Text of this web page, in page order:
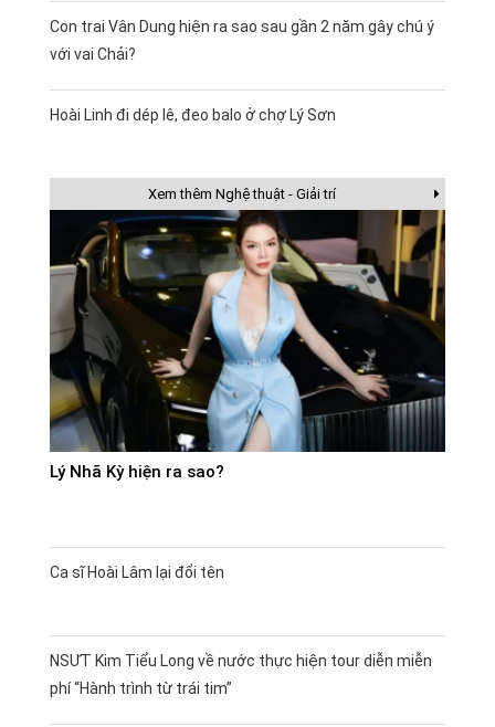
Con trai Vân Dung hiện ra sao sau gần 2 năm gây chú ý
với vai Chải?
Hoài Linh đi dép lê, đeo balo ở chợ Lý Sơn
Xem thêm Nghệ thuật - Giải trí
Lý Nhã Kỳ hiện ra sao?
Ca sĩ Hoài Lâm lại đổi tên
NSƯT Kim Tiểu Long về nước thực hiện tour diễn miễn
phí “Hành trình từ trái tim”